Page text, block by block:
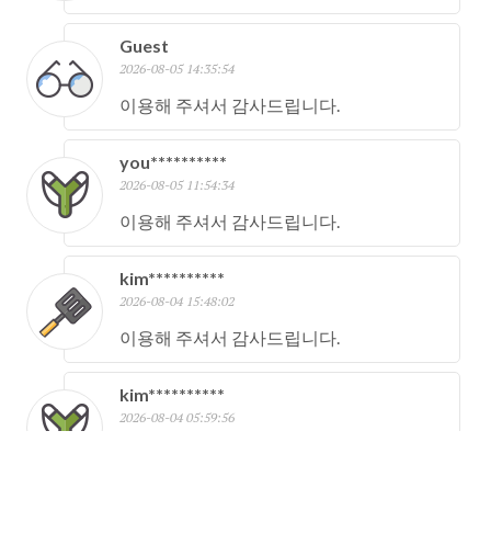
Guest
2026-08-05 14:35:54
이용해 주셔서 감사드립니다.
you**********
2026-08-05 11:54:34
이용해 주셔서 감사드립니다.
kim**********
2026-08-04 15:48:02
이용해 주셔서 감사드립니다.
kim**********
2026-08-04 05:59:56